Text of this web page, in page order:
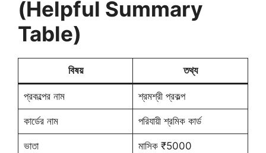
(Helpful Summary
Table)
বিষয় তথ্য
প্রকল্পের নাম শ্রমশ্রী প্রকল্প
কার্ডের নাম পরিযায়ী শ্রমিক কার্ড
ভাতা মাসিক ₹5000